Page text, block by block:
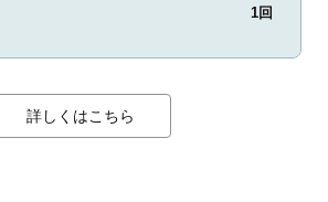
1回
詳しくはこちら